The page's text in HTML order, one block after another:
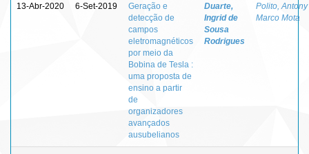
13-Abr-2020 6-Set-2019
Geração e
detecção de
campos
eletromagnéticos
por meio da
Bobina de Tesla :
uma proposta de
ensino a partir
de
organizadores
avançados
ausubelianos
Duarte,
Ingrid de
Sousa
Rodrigues
Polito, Antony
Marco Mota